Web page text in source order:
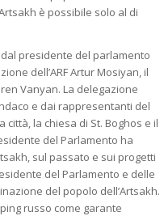
è possibile solo al di
presidente del parlamento
dell’ARF Artur Mosiyan, il
Vanyan. La delegazione
e dai rappresentanti del
la chiesa di St. Boghos e il
del Parlamento ha
sul passato e sui progetti
del Parlamento e delle
del popolo dell’Artsakh.
russo come garante